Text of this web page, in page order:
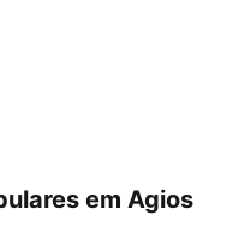
em Agios